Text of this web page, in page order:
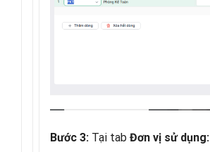
Bước 3: Tại tabĐơn vị sử dụng: